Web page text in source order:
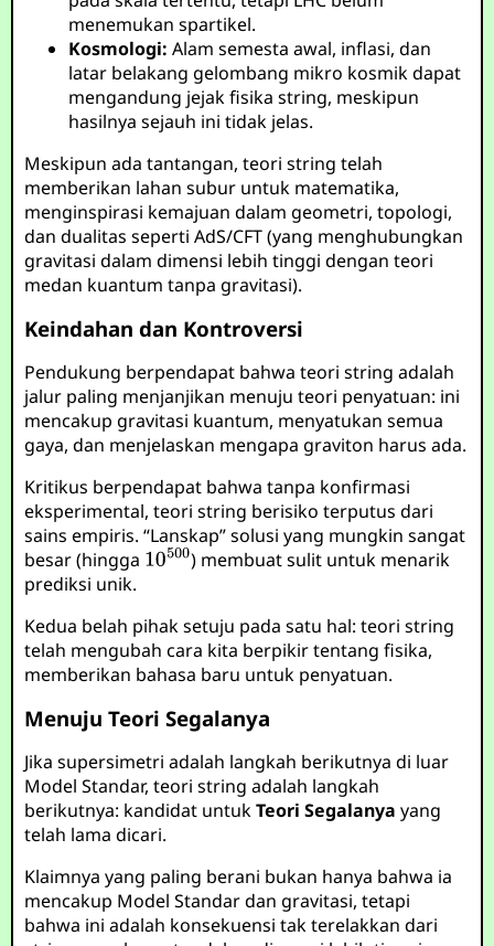
menemukan spartikel.
Kosmologi: Alam semesta awal, inflasi, dan
latar belakang gelombang mikro kosmik dapat
mengandung jejak fisika string, meskipun
hasilnya sejauh ini tidak jelas.
Meskipun ada tantangan, teori string telah
memberikan lahan subur untuk matematika,
menginspirasi kemajuan dalam geometri, topologi,
dan dualitas seperti AdS/CFT (yang menghubungkan
gravitasi dalam dimensi lebih tinggi dengan teori
medan kuantum tanpa gravitasi).
Keindahan dan Kontroversi
Pendukung berpendapat bahwa teori string adalah
jalur paling menjanjikan menuju teori penyatuan: ini
mencakup gravitasi kuantum, menyatukan semua
gaya, dan menjelaskan mengapa graviton harus ada.
Kritikus berpendapat bahwa tanpa konfirmasi
eksperimental, teori string berisiko terputus dari
sains empiris. “Lanskap” solusi yang mungkin sangat
besar (hingga
) membuat sulit untuk menarik
prediksi unik.
Kedua belah pihak setuju pada satu hal: teori string
telah mengubah cara kita berpikir tentang fisika,
memberikan bahasa baru untuk penyatuan.
Menuju Teori Segalanya
Jika supersimetri adalah langkah berikutnya di luar
Model Standar, teori string adalah langkah
berikutnya: kandidat untukTeori Segalanya yang
telah lama dicari.
Klaimnya yang paling berani bukan hanya bahwa ia
mencakup Model Standar dan gravitasi, tetapi
bahwa ini adalah konsekuensi tak terelakkan dari